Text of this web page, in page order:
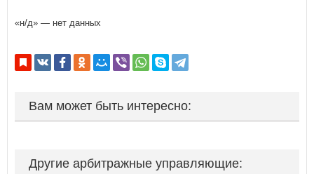
Новосибирская область
Омская область
П
Пермский край
Приморский край
«н/д» — нет данных
Вам может быть интересно:
Другие арбитражные управляющие: